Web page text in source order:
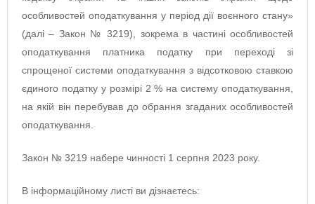
особливостей оподаткування у період дії воєнного стану»
(далі – Закон № 3219), зокрема в частині особливостей
оподаткування платника податку при переході зі
спрощеної системи оподаткування з відсотковою ставкою
єдиного податку у розмірі 2 % на систему оподаткування,
на якій він перебував до обрання згаданих особливостей
оподаткування.
Закон № 3219 набере чинності 1 серпня 2023 року.
В інформаційному листі ви дізнаєтесь: